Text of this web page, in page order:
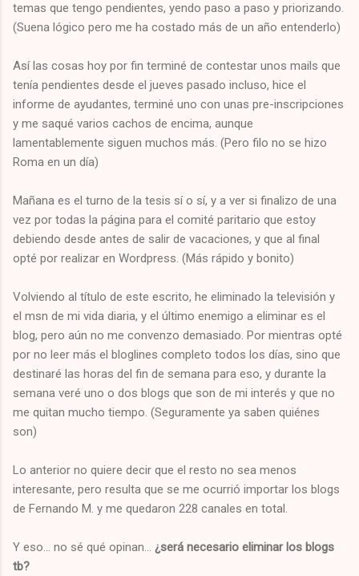
temas que tengo pendientes, yendo paso a paso y priorizando.
(Suena lógico pero me ha costado más de un año entenderlo)
Así las cosas hoy por fin terminé de contestar unos mails que
tenía pendientes desde el jueves pasado incluso, hice el
informe de ayudantes, terminé uno con unas pre-inscripciones
y me saqué varios cachos de encima, aunque
lamentablemente siguen muchos más. (Pero filo no se hizo
Roma en un día)
Mañana es el turno de la tesis sí o sí, y a ver si finalizo de una
vez por todas la página para el comité paritario que estoy
debiendo desde antes de salir de vacaciones, y que al final
opté por realizar en Wordpress. (Más rápido y bonito)
Volviendo al título de este escrito, he eliminado la televisión y
el msn de mi vida diaria, y el último enemigo a eliminar es el
blog, pero aún no me convenzo demasiado. Por mientras opté
por no leer más el bloglines completo todos los días, sino que
destinaré las horas del fin de semana para eso, y durante la
semana veré uno o dos blogs que son de mi interés y que no
me quitan mucho tiempo. (Seguramente ya saben quiénes
son)
Lo anterior no quiere decir que el resto no sea menos
interesante, pero resulta que se me ocurrió importar los blogs
de Fernando M. y me quedaron 228 canales en total.
Y eso... no sé qué opinan... ¿será necesario eliminar los blogs
tb?